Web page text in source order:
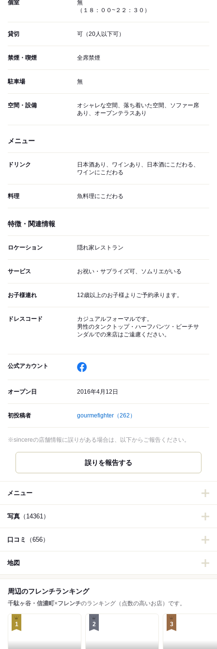
個室
無
（１８：００~２２：３０）
貸切 可（20人以下可）
禁煙・喫煙 全席禁煙
駐車場 無
空間・設備
オシャレな空間、落ち着いた空間、ソファー席
あり、オープンテラスあり
メニュー
ドリンク
日本酒あり、ワインあり、日本酒にこだわる、
ワインにこだわる
料理 魚料理にこだわる
特徴・関連情報
ロケーション 隠れ家レストラン
サービス お祝い・サプライズ可、ソムリエがいる
お子様連れ 12歳以上のお子様よりご予約承ります。
ドレスコード
カジュアルフォーマルです。
男性のタンクトップ・ハーフパンツ・ビーチサ
ンダルでの来店はご遠慮ください。
公式アカウント
オープン日 2016年4月12日
初投稿者 gourmefighter （262）
※sincereの店舗情報に誤りがある場合は、以下からご報告ください。
誤りを報告する
メニュー
写真 （14361）
口コミ （656）
地図
周辺のフレンチランキング
千駄ヶ谷・信濃町×フレンチのランキング（点数の高いお店）です。
1 2 3